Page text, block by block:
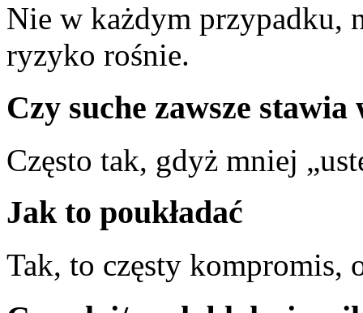
Nie w każdym przypadku,
ryzyko rośnie.
Czy suche zawsze
Często tak, gdyż mniej
Jak to poukładać
Tak, to częsty kompromis,